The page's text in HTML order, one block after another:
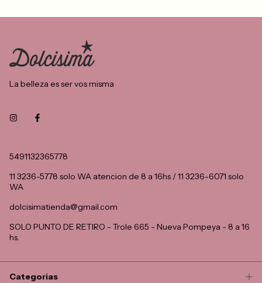
La belleza es ser vos misma
5491132365778
11 3236-5778 solo WA atencion de 8 a 16hs / 11 3236-6071 solo
WA
dolcisimatienda@gmail.com
SOLO PUNTO DE RETIRO - Trole 665 - Nueva Pompeya - 8 a 16
hs.
Categorias